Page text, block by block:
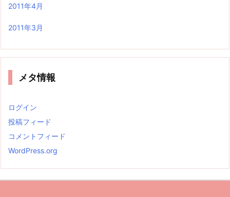
2011年4月
2011年3月
メタ情報
ログイン
投稿フィード
コメントフィード
WordPress.org